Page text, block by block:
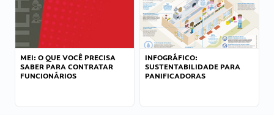
MEI: O QUE VOCÊ PRECISA
SABER PARA CONTRATAR
FUNCIONÁRIOS
INFOGRÁFICO:
SUSTENTABILIDADE PARA
PANIFICADORAS